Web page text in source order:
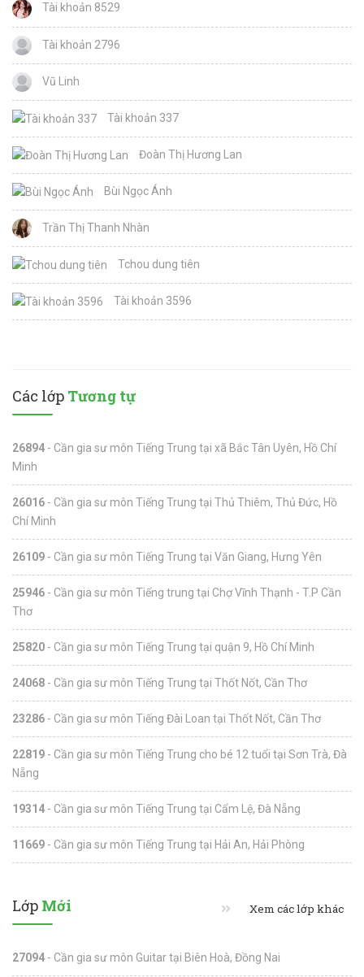
Tài khoản 8529
Tài khoản 2796
Vũ Linh
Tài khoản 337
Đoàn Thị Hương Lan
Bùi Ngọc Ánh
Trần Thị Thanh Nhàn
Tchou dung tiên
Tài khoản 3596
Các lớp Tương tự
26894 - Cần gia sư môn Tiếng Trung tại xã Bắc Tân Uyên, Hồ Chí
Minh
26016 - Cần gia sư môn Tiếng Trung tại Thủ Thiêm, Thủ Đức, Hồ
Chí Minh
26109 - Cần gia sư môn Tiếng Trung tại Văn Giang, Hưng Yên
25946 - Cần gia sư môn Tiếng trung tại Chợ Vĩnh Thạnh - T.P Cần
Thơ
25820 - Cần gia sư môn Tiếng Trung tại quận 9, Hồ Chí Minh
24068 - Cần gia sư môn Tiếng Trung tại Thốt Nốt, Cần Thơ
23286 - Cần gia sư môn Tiếng Đài Loan tại Thốt Nốt, Cần Thơ
22819 - Cần gia sư môn Tiếng Trung cho bé 12 tuổi tại Sơn Trà, Đà
Nẵng
19314 - Cần gia sư môn Tiếng Trung tại Cẩm Lệ, Đà Nẵng
11669 - Cần gia sư môn Tiếng Trung tại Hải An, Hải Phòng
Lớp Mới Xem các lớp khác
27094 - Cần gia sư môn Guitar tại Biên Hoà, Đồng Nai